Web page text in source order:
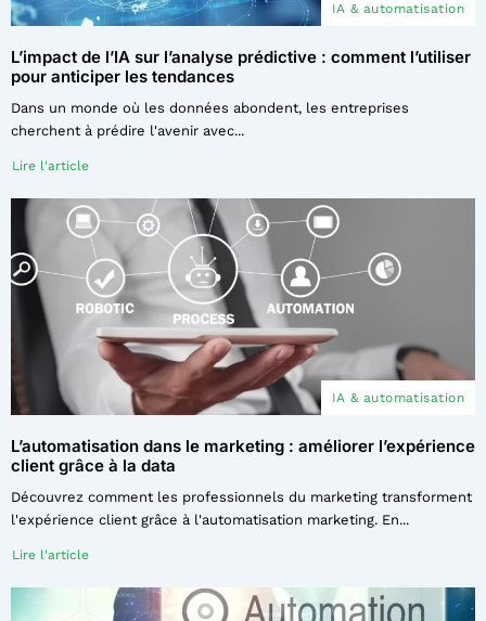
IA & automatisation
L’impact de l’IA sur l’analyse prédictive : comment l’utiliser
pour anticiper les tendances
Dans un monde où les données abondent, les entreprises
cherchent à prédire l'avenir avec...
Lire l'article
IA & automatisation
L’automatisation dans le marketing : améliorer l’expérience
client grâce à la data
Découvrez comment les professionnels du marketing transforment
l'expérience client grâce à l'automatisation marketing. En...
Lire l'article